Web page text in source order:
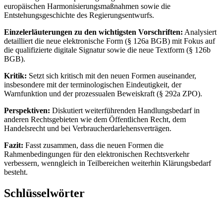
europäischen Harmonisierungsmaßnahmen sowie die
Entstehungsgeschichte des Regierungsentwurfs.
Einzelerläuterungen zu den wichtigsten Vorschriften: Analysiert
detailliert die neue elektronische Form (§ 126a BGB) mit Fokus auf
die qualifizierte digitale Signatur sowie die neue Textform (§ 126b
BGB).
Kritik: Setzt sich kritisch mit den neuen Formen auseinander,
insbesondere mit der terminologischen Eindeutigkeit, der
Warnfunktion und der prozessualen Beweiskraft (§ 292a ZPO).
Perspektiven: Diskutiert weiterführenden Handlungsbedarf in
anderen Rechtsgebieten wie dem Öffentlichen Recht, dem
Handelsrecht und bei Verbraucherdarlehensverträgen.
Fazit: Fasst zusammen, dass die neuen Formen die
Rahmenbedingungen für den elektronischen Rechtsverkehr
verbessern, wenngleich in Teilbereichen weiterhin Klärungsbedarf
besteht.
Schlüsselwörter